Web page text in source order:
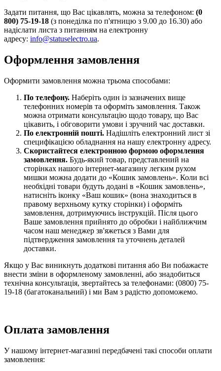
Задати питання, що Вас цікавлять, можна за телефоном: (0
800) 75-19-18 (з понеділка по п'ятницю з 9.00 до 16.30) або
надіслати листа з питанням на електронну
адресу: info@statuselectro.ua.
Оформлення замовлення
Оформити замовлення можна трьома способами:
По телефону. Наберіть один із зазначених вище
телефонних номерів та оформіть замовлення. Також
можна отримати консультацію щодо товару, що Вас
цікавить, і обговорити умови і зручний час доставки.
По електронній пошті. Надішліть електронний лист зі
специфікацією обладнання на нашу електронну адресу.
Скористайтеся електронною формою оформлення
замовлення. Будь-який товар, представлений на
сторінках нашого інтернет-магазину легким рухом
мишки можна додати до «Кошик замовлень». Коли всі
необхідні товари будуть додані в «Кошик замовлень»,
натисніть іконку «Ваш кошик» (вона знаходиться в
правому верхньому кутку сторінки) і оформіть
замовлення, дотримуючись інструкцій. Після цього
Ваше замовлення прийнято до обробки і найближчим
часом наш менеджер зв'яжеться з Вами для
підтвердження замовлення та уточнень деталей
доставки.
Якщо у Вас виникнуть додаткові питання або Ви побажаєте
внести зміни в оформленому замовленні, або знадобиться
технічна консультація, звертайтесь за телефонами: (0800) 75-
19-18 (багатоканальний) і ми Вам з радістю допоможемо.
Оплата замовлення
У нашому інтернет-магазині передбачені такі способи оплати
замовлення: